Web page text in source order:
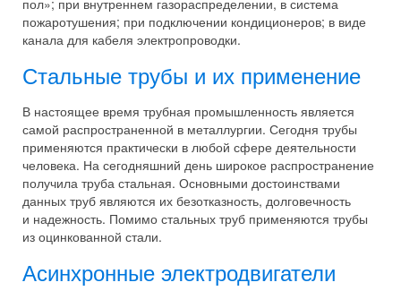
пол»; при внутреннем газораспределении, в система
пожаротушения; при подключении кондиционеров; в виде
канала для кабеля электропроводки.
Стальные трубы и их применение
В настоящее время трубная промышленность является
самой распространенной в металлургии. Сегодня трубы
применяются практически в любой сфере деятельности
человека. На сегодняшний день широкое распространение
получила труба стальная. Основными достоинствами
данных труб являются их безотказность, долговечность
и надежность. Помимо стальных труб применяются трубы
из оцинкованной стали.
Асинхронные электродвигатели